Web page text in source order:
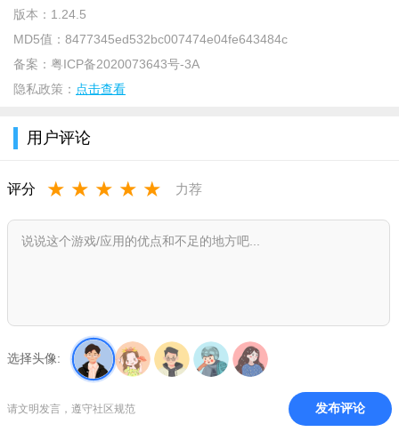
版本： 1.24.5
MD5值： 8477345ed532bc007474e04fe643484c
备案： 粤ICP备2020073643号-3A
隐私政策： 点击查看
用户评论
评分 ★ ★ ★ ★ ★ 力荐
选择头像:
请文明发言，遵守社区规范 发布评论